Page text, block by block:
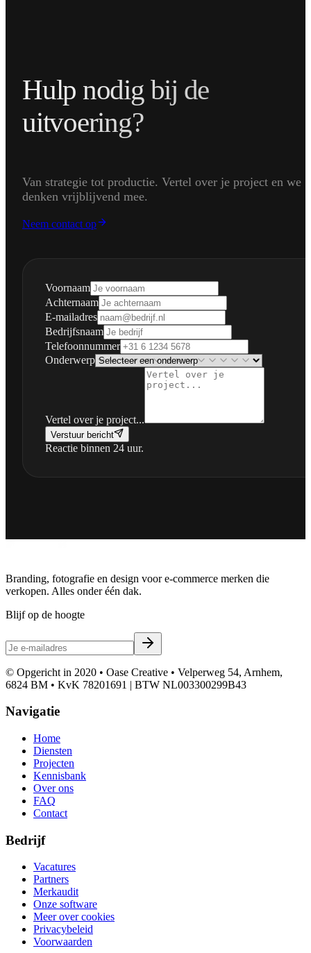
Hulp nodig bij de
uitvoering?
Van strategie tot productie. Vertel over je project en we
denken vrijblijvend mee.
Neem contact op
Voornaam
Achternaam
E-mailadres
Bedrijfsnaam
Telefoonnummer
Onderwerp
Vertel over je project...
Verstuur bericht
Reactie binnen 24 uur.
Branding, fotografie en design voor e-commerce merken die
verkopen. Alles onder één dak.
Blijf op de hoogte
© Opgericht in 2020 • Oase Creative • Velperweg 54, Arnhem,
6824 BM • KvK 78201691 | BTW NL003300299B43
Navigatie
Home
Diensten
Projecten
Kennisbank
Over ons
FAQ
Contact
Bedrijf
Vacatures
Partners
Merkaudit
Onze software
Meer over cookies
Privacybeleid
Voorwaarden